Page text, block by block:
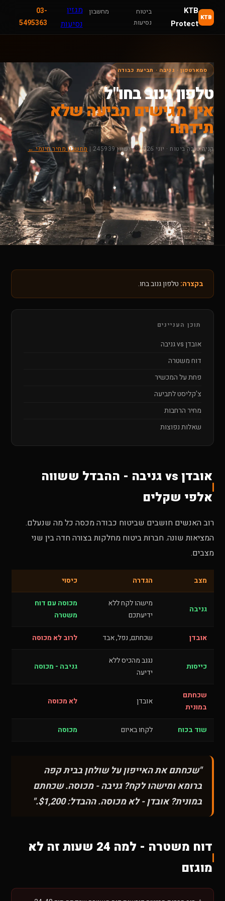
KTB
KTB
Protect
ביטוח
נסיעות
מחשבון
מגזין
נסיעות
03-
5495363
סמארטפון · גניבה · תביעת כבודה
טלפון גנוב בחו"ל
איך מגישים תביעה שלא
תידחה
קניה טובה ביטוח · יוני 2026 · רישיון 245939 | מחשבון מחיר חינמי ←
בקצרה: טלפון גנוב בחו.
תוכן העניינים
אובדן vs גניבה
דוח משטרה
פחת על המכשיר
צ'קליסט לתביעה
מחיר הרחבות
שאלות נפוצות
אובדן vs גניבה - ההבדל ששווה
אלפי שקלים
רוב האנשים חושבים שביטוח כבודה מכסה כל מה שנעלם.
המציאות שונה. חברות ביטוח מחלקות בצורה חדה בין שני
מצבים.
מצב הגדרה כיסוי
גניבה
מישהו לקח ללא
ידיעתכם
מכוסה עם דוח
משטרה
אובדן שכחתם, נפל, אבד לרוב לא מכוסה
כייסות
נגנב מהכיס ללא
ידיעה
גניבה - מכוסה
שכחתם
במונית
אובדן לא מכוסה
שוד בכוח לקחו באיום מכוסה
"שכחתם את האייפון על שולחן בבית קפה
ברומא ומישהו לקח? גניבה - מכוסה. שכחתם
במונית? אובדן - לא מכוסה. ההבדל: $1,200."
דוח משטרה - למה 24 שעות זה לא
מוגזם